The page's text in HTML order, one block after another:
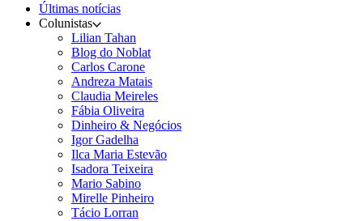
Últimas notícias
Colunistas
Lilian Tahan
Blog do Noblat
Carlos Carone
Andreza Matais
Claudia Meireles
Fábia Oliveira
Dinheiro & Negócios
Igor Gadelha
Ilca Maria Estevão
Isadora Teixeira
Mario Sabino
Mirelle Pinheiro
Tácio Lorran